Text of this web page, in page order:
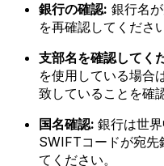
銀行の確認: 銀行名
を再確認してください
支部名を確認してく
を使用している場合
致していることを確
国名確認: 銀行は世界
SWIFTコードが宛先
てください。